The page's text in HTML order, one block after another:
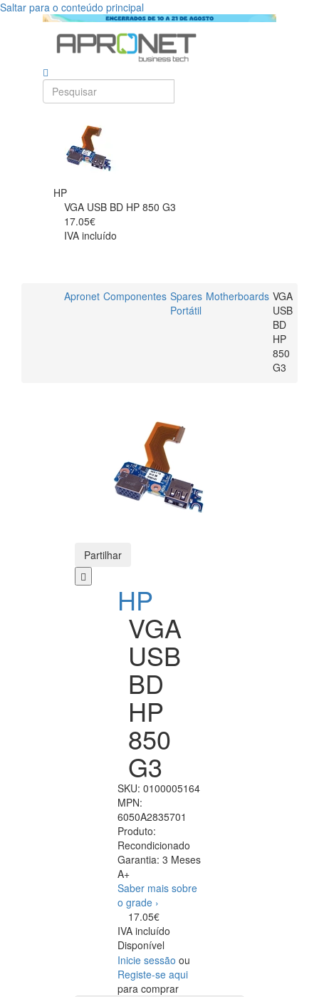
Saltar para o conteúdo principal
HP
VGA USB BD HP 850 G3
17.05€
IVA incluído
Apronet Componentes Spares
Portátil
Motherboards VGA
USB
BD
HP
850
G3
Partilhar
HP
VGA
USB
BD
HP
850
G3
SKU: 0100005164
MPN:
6050A2835701
Produto:
Recondicionado
Garantia: 3 Meses
A+
Saber mais sobre
o grade ›
17.05€
IVA incluído
Disponível
Inicie sessão ou
Registe-se aqui
para comprar